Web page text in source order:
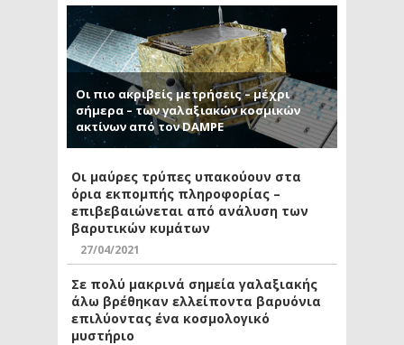
Οι πιο ακριβείς μετρήσεις – μέχρι
σήμερα – των γαλαξιακών κοσμικών
ακτίνων από τον DAMPE
Οι μαύρες τρύπες υπακούουν στα
όρια εκπομπής πληροφορίας –
επιβεβαιώνεται από ανάλυση των
βαρυτικών κυμάτων
27/04/2021
Σε πολύ μακρινά σημεία γαλαξιακής
άλω βρέθηκαν ελλείποντα βαρυόνια
επιλύοντας ένα κοσμολογικό
μυστήριο